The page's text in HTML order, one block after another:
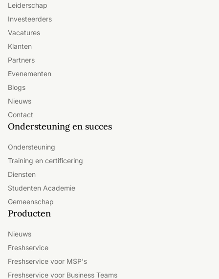
Leiderschap
Investeerders
Vacatures
Klanten
Partners
Evenementen
Blogs
Nieuws
Contact
Ondersteuning en succes
Ondersteuning
Training en certificering
Diensten
Studenten Academie
Gemeenschap
Producten
Nieuws
Freshservice
Freshservice voor MSP's
Freshservice voor Business Teams